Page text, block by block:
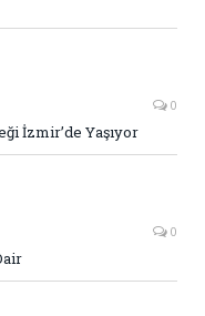
0
İzmir’de Yaşıyor
0